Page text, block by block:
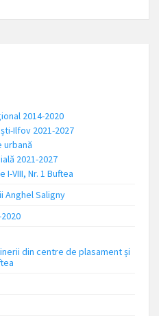
2014-2020
Ilfov 2021-2027
urbană
2021-2027
VIII, Nr. 1 Buftea
Anghel Saligny
din centre de plasament și